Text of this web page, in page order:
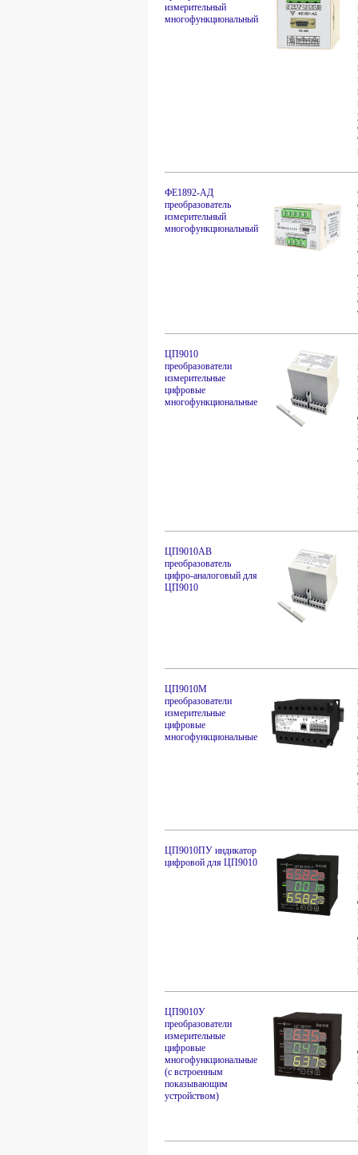
измерительный
многофункциональный
ФЕ1892-АД
преобразователь
измерительный
многофункциональный
ЦП9010
преобразователи
измерительные
цифровые
многофункциональные
ЦП9010АВ
преобразователь
цифро-аналоговый для
ЦП9010
ЦП9010М
преобразователи
измерительные
цифровые
многофункциональные
ЦП9010ПУ индикатор
цифровой для ЦП9010
ЦП9010У
преобразователи
измерительные
цифровые
многофункциональные
(с встроенным
показывающим
устройством)